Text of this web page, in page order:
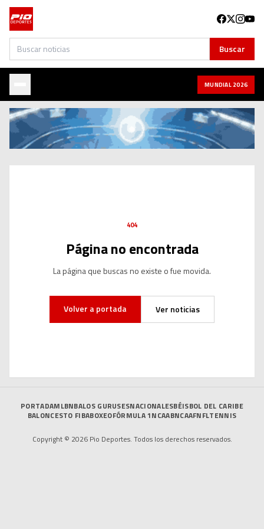
Buscar Buscar
MUNDIAL 2026
404
Página no encontrada
La página que buscas no existe o fue movida.
Volver a portada Ver noticias
PORTADAMLBNBALOS GURUSESNACIONALESBÉISBOL DEL CARIBE
BALONCESTO FIBABOXEOFÓRMULA 1NCAABNCAAFNFLTENNIS
Copyright © 2026 Pio Deportes. Todos los derechos reservados.